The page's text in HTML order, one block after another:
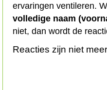
ervaringen ventileren.
volledige naam
niet, dan wordt de
Reacties zijn niet